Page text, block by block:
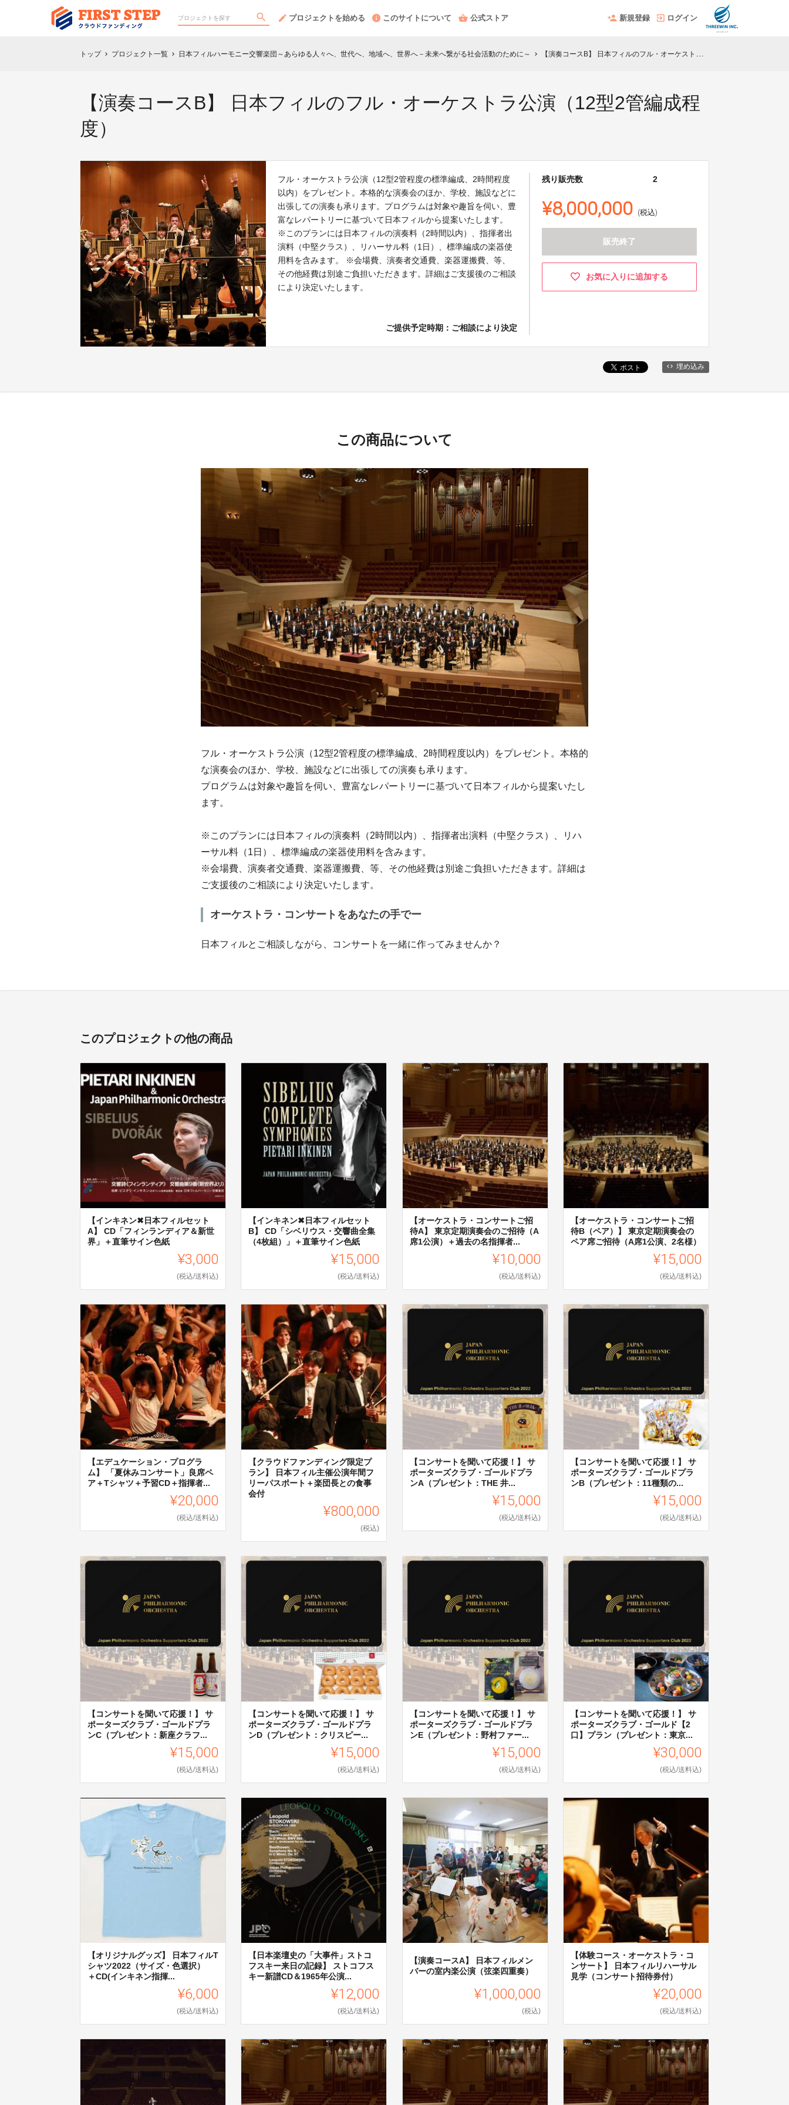
プロジェクトを始める このサイトについて 公式ストア 新規登録 ログイン
トップ chevron_right プロジェクト一覧 chevron_right 日本フィルハーモニー交響楽団～あらゆる人々へ、世代へ、地域へ、世界へ－未来へ繋がる社会活動のために～ chevron_right 【演奏コースB】 日本フィルのフル・オーケストラ公演（12型2管編成程度）
【演奏コースB】 日本フィルのフル・オーケストラ公演（12型2管編成程
度）
フル・オーケストラ公演（12型2管程度の標準編成、2時間程度
以内）をプレゼント。本格的な演奏会のほか、学校、施設などに
出張しての演奏も承ります。プログラムは対象や趣旨を伺い、豊
富なレパートリーに基づいて日本フィルから提案いたします。
※このプランには日本フィルの演奏料（2時間以内）、指揮者出
演料（中堅クラス）、リハーサル料（1日）、標準編成の楽器使
用料を含みます。 ※会場費、演奏者交通費、楽器運搬費、等、
その他経費は別途ご負担いただきます。詳細はご支援後のご相談
により決定いたします。
ご提供予定時期：ご相談により決定
残り販売数 2
¥8,000,000 (税込)
販売終了
お気に入りに追加する
埋め込み
この商品について
フル・オーケストラ公演（12型2管程度の標準編成、2時間程度以内）をプレゼント。本格的
な演奏会のほか、学校、施設などに出張しての演奏も承ります。
プログラムは対象や趣旨を伺い、豊富なレパートリーに基づいて日本フィルから提案いたし
ます。
※このプランには日本フィルの演奏料（2時間以内）、指揮者出演料（中堅クラス）、リハ
ーサル料（1日）、標準編成の楽器使用料を含みます。
※会場費、演奏者交通費、楽器運搬費、等、その他経費は別途ご負担いただきます。詳細は
ご支援後のご相談により決定いたします。
オーケストラ・コンサートをあなたの手でー
日本フィルとご相談しながら、コンサートを一緒に作ってみませんか？
このプロジェクトの他の商品
【インキネン✖日本フィルセット
A】 CD「フィンランディア＆新世
界」＋直筆サイン色紙
¥3,000
(税込/送料込)
【インキネン✖日本フィルセット
B】 CD「シベリウス・交響曲全集
（4枚組）」＋直筆サイン色紙
¥15,000
(税込/送料込)
【オーケストラ・コンサートご招
待A】 東京定期演奏会のご招待（A
席1公演）＋過去の名指揮者...
¥10,000
(税込/送料込)
【オーケストラ・コンサートご招
待B（ペア）】 東京定期演奏会の
ペア席ご招待（A席1公演、2名様）
¥15,000
(税込/送料込)
【エデュケーション・プログラ
ム】 「夏休みコンサート」良席ペ
ア＋Tシャツ＋予習CD＋指揮者...
¥20,000
(税込/送料込)
【クラウドファンディング限定プ
ラン】 日本フィル主催公演年間フ
リーパスポート＋楽団長との食事
会付
¥800,000
(税込)
【コンサートを聞いて応援！】 サ
ポーターズクラブ・ゴールドプラ
ンA（プレゼント：THE 井...
¥15,000
(税込/送料込)
【コンサートを聞いて応援！】 サ
ポーターズクラブ・ゴールドプラ
ンB（プレゼント：11種類の...
¥15,000
(税込/送料込)
【コンサートを聞いて応援！】 サ
ポーターズクラブ・ゴールドプラ
ンC（プレゼント：新座クラフ...
¥15,000
(税込/送料込)
【コンサートを聞いて応援！】 サ
ポーターズクラブ・ゴールドプラ
ンD（プレゼント：クリスピー...
¥15,000
(税込/送料込)
【コンサートを聞いて応援！】 サ
ポーターズクラブ・ゴールドプラ
ンE（プレゼント：野村ファー...
¥15,000
(税込/送料込)
【コンサートを聞いて応援！】 サ
ポーターズクラブ・ゴールド【2
口】プラン（プレゼント：東京...
¥30,000
(税込/送料込)
【オリジナルグッズ】 日本フィルT
シャツ2022（サイズ・色選択）
＋CD(インキネン指揮...
¥6,000
(税込/送料込)
【日本楽壇史の「大事件」ストコ
フスキー来日の記録】 ストコフス
キー新譜CD＆1965年公演...
¥12,000
(税込/送料込)
【演奏コースA】 日本フィルメン
バーの室内楽公演（弦楽四重奏）
¥1,000,000
(税込)
【体験コース・オーケストラ・コ
ンサート】 日本フィルリハーサル
見学（コンサート招待券付）
¥20,000
(税込/送料込)